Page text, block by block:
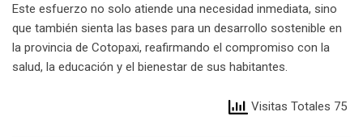
Este esfuerzo no solo atiende una necesidad inmediata, sino
que también sienta las bases para un desarrollo sostenible en
la provincia de Cotopaxi, reafirmando el compromiso con la
salud, la educación y el bienestar de sus habitantes.
Visitas Totales 75